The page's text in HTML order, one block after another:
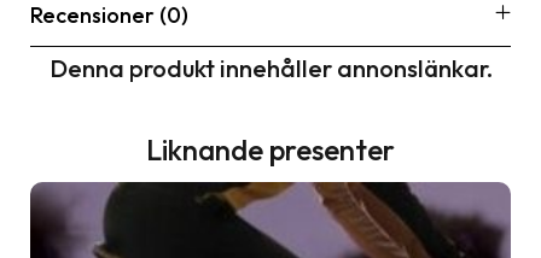
Recensioner (0)
Denna produkt innehåller annonslänkar.
Liknande presenter